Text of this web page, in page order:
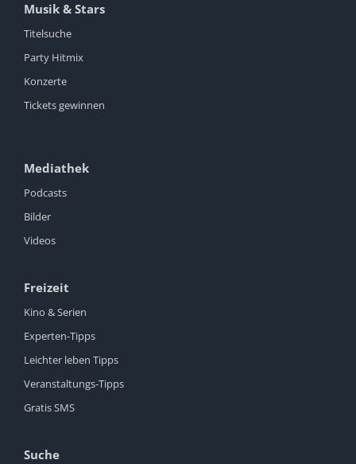
Musik & Stars
Titelsuche
Party Hitmix
Konzerte
Tickets gewinnen
Mediathek
Podcasts
Bilder
Videos
Freizeit
Kino & Serien
Experten-Tipps
Leichter leben Tipps
Veranstaltungs-Tipps
Gratis SMS
Suche